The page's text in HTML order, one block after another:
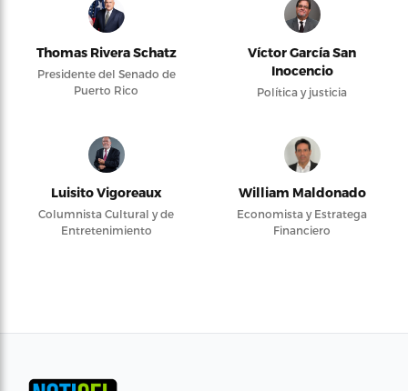
Thomas Rivera Schatz
Presidente del Senado de
Puerto Rico
Víctor García San
Inocencio
Política y justicia
Luisito Vigoreaux
Columnista Cultural y de
Entretenimiento
William Maldonado
Economista y Estratega
Financiero